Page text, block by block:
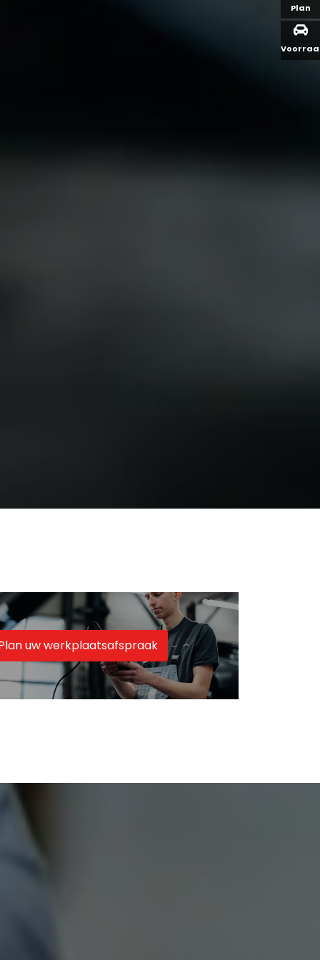
Plan
uw werkplaatsafspraak